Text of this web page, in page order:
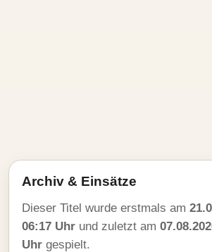
Archiv & Einsätze
Dieser Titel wurde erstmals am
06:17 Uhr und zuletzt am
Uhr gespielt.